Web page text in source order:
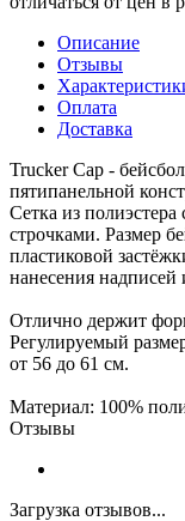
Описание
Отзывы
Оплата
Доставка
Trucker Cap -
пятипанельной
Сетка из
строчками. Размер
пластиковой
нанесения надписей
Отлично держит
Регулируемый
от 56 до 61 см.
Материал: 100%
Отзывы
Загрузка отзывов...